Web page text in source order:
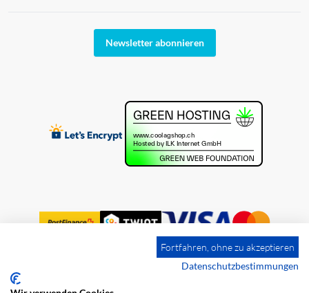
Newsletter abonnieren
Fortfahren, ohne zu akzeptieren
Datenschutzbestimmungen